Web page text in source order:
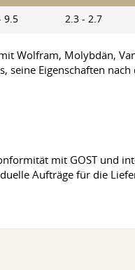
9.5 2.3 - 2.7
Wolfram, Molybdän,
seine Eigenschaften
mit GOST und
Aufträge für die